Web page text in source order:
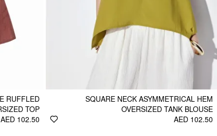
SQUARE NECK ASYMMETRICAL HEM
OVERSIZED TANK BLOUSE
AED 102.50
RUFFLED
TOP
AED 102.50